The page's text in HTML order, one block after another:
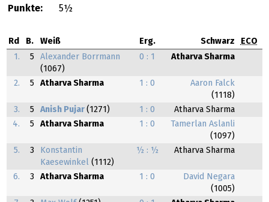
Punkte:
5½
Rd B. Weiß Erg. Schwarz
ECO
1.
5
Alexander Borrmann
(1067)
0 : 1 Atharva Sharma
2. 5 Atharva Sharma 1 : 0
Aaron Falck
(1118)
3.
5 Anish Pujar (1271) 1 : 0
Atharva Sharma
4.
5 Atharva Sharma 1 : 0
Tamerlan Aslanli
(1097)
5.
3
Konstantin
Kaesewinkel
(1112)
½ : ½ Atharva Sharma
6. 3 Atharva Sharma 1 : 0
David Negara
(1005)